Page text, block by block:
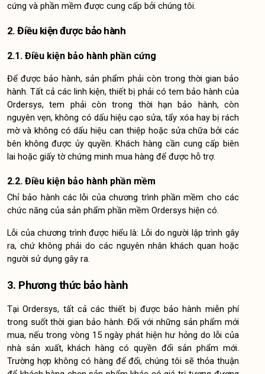
cứng và phần mềm được cung cấp bởi chúng tôi.
2. Điều kiện được bảo hành
2.1. Điều kiện bảo hành phần cứng
Để được bảo hành, sản phẩm phải còn trong thời gian bảo
hành. Tất cả các linh kiện, thiết bị phải có tem bảo hành của
Ordersys, tem phải còn trong thời hạn bảo hành, còn
nguyên vẹn, không có dấu hiệu cạo sửa, tẩy xóa hay bị rách
mờ và không có dấu hiệu can thiệp hoặc sửa chữa bởi các
bên không được ủy quyền. Khách hàng cần cung cấp biên
lai hoặc giấy tờ chứng minh mua hàng để được hỗ trợ.
2.2. Điều kiện bảo hành phần mềm
Chỉ bảo hành các lỗi của chương trình phần mềm cho các
chức năng của sản phẩm phần mềm Ordersys hiện có.
Lỗi của chương trình được hiểu là: Lỗi do người lập trình gây
ra, chứ không phải do các nguyên nhân khách quan hoặc
người sử dụng gây ra.
3. Phương thức bảo hành
Tại Ordersys, tất cả các thiết bị được bảo hành miễn phí
trong suốt thời gian bảo hành. Đối với những sản phẩm mới
mua, nếu trong vòng 15 ngày phát hiện hư hỏng do lỗi của
nhà sản xuất, khách hàng có quyền đổi sản phẩm mới.
Trường hợp không có hàng để đổi, chúng tôi sẽ thỏa thuận